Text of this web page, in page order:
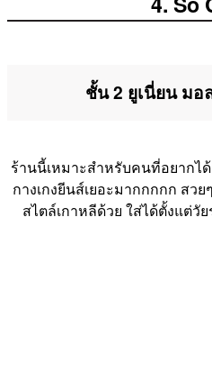
ชั้น 2 ยูเนี่ยน มอ
ร้านนี้เหมาะสำหรับคนที่อยากได้
กางเกงยีนส์เยอะมากกกกก สว
สไตล์เกาหลีด้วย ใส่ได้ตั้งแต่วั